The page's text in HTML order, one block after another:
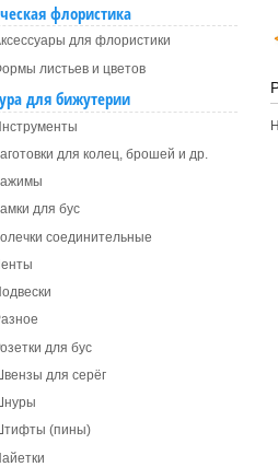
флористика
для флористики
листьев и цветов
для бижутерии
для колец, брошей и др.
для бус
соединительные
для бус
для серёг
(пины)